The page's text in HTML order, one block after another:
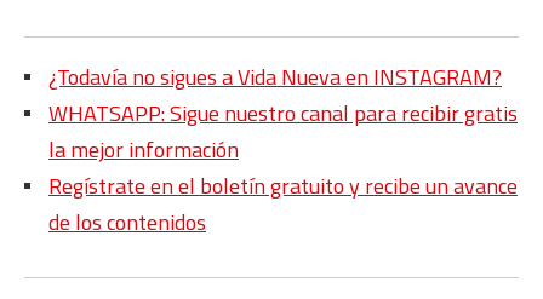
¿Todavía no sigues a Vida Nueva en INSTAGRAM?
WHATSAPP: Sigue nuestro canal para recibir gratis
la mejor información
Regístrate en el boletín gratuito y recibe un avance
de los contenidos